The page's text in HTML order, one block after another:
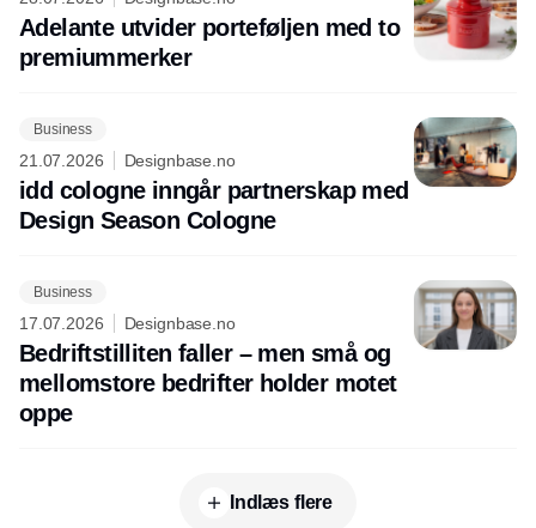
Adelante utvider porteføljen med to
premiummerker
Business
21.07.2026 Designbase.no
idd cologne inngår partnerskap med
Design Season Cologne
Business
17.07.2026 Designbase.no
Bedriftstilliten faller – men små og
mellomstore bedrifter holder motet
oppe
Indlæs flere